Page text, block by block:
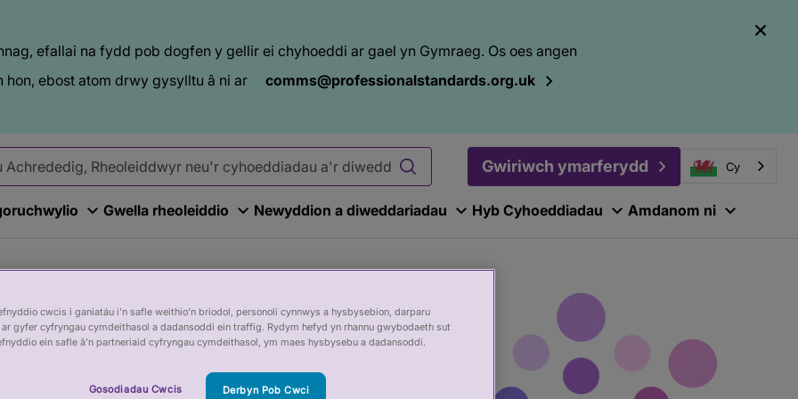
efallai na fydd pob dogfen y gellir ei chyhoeddi ar gael yn Gymraeg. Os oes angen
ebost atom drwy gysylltu â ni ar
comms@professionalstandards.org.uk
Gwiriwch ymarferydd Cy
Gwella rheoleiddio Newyddion a diweddariadau Hyb Cyhoeddiadau Amdanom ni
cwcis i ganiatáu i’n safle weithio’n briodol, personoli cynnwys a hysbysebion, darparu
gyfer cyfryngau cymdeithasol a dadansoddi ein traffig. Rydym hefyd yn rhannu gwybodaeth sut
ein safle â’n partneriaid cyfryngau cymdeithasol, ym maes hysbysebu a dadansoddi.
Gosodiadau Cwcis Derbyn Pob Cwci